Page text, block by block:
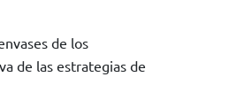
de los
de las estrategias de